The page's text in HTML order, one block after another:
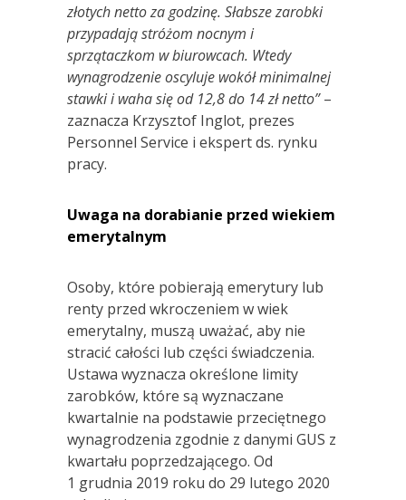
złotych netto za godzinę. Słabsze z­arobki
przypadają stróżom nocnym i
sprzątaczkom w biurowcach. Wtedy
wynagrodzenie oscyluje wokół minimalnej
stawki i waha się od 12,8 do 14 zł netto”–
zaznacza Krzysztof Inglot, prezes
Personnel Service i ekspert ds. rynku
pracy.
Uwaga na dorabianie przed wiekiem
emerytalnym
Osoby, które pobierają emerytury lub
renty przed wkroczeniem w wiek
emerytalny, muszą uważać, aby nie
stracić całości lub części świadczenia.
Ustawa wyznacza określone limity
zarobków, które są wyznaczane
kwartalnie na podstawie przeciętnego
wynagrodzenia zgodnie z danymi GUS z
kwartału poprzedzającego. Od
1 grudnia 2019 roku do 29 lutego 2020